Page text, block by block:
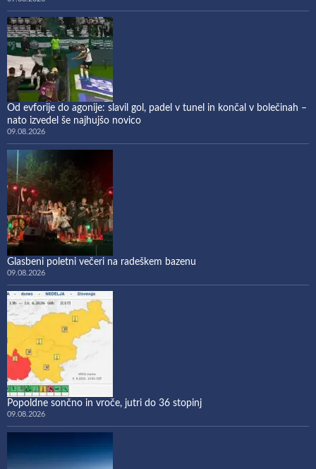
Od evforije do agonije: slavil gol, padel v tunel in končal v bolečinah –
nato izvedel še najhujšo novico
09.08.2026
Glasbeni poletni večeri na radeškem bazenu
09.08.2026
Popoldne sončno in vroče, jutri do 36 stopinj
09.08.2026